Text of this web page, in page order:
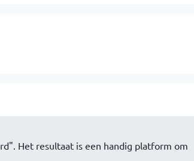
Het resultaat is een handig platform om